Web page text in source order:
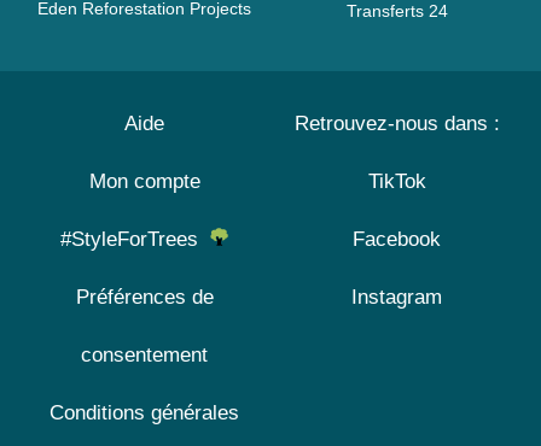
Eden Reforestation Projects
Transferts 24
Aide
Mon compte
#StyleForTrees
Préférences de
consentement
Conditions générales
Retrouvez-nous dans :
TikTok
Facebook
Instagram